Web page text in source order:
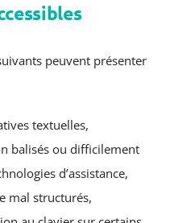
peuvent présenter
textuelles,
balisés ou difficilement
d’assistance,
mal structurés,